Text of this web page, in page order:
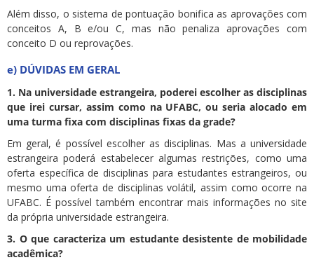
Além disso, o sistema de pontuação bonifica as aprovações com
conceitos A, B e/ou C, mas não penaliza aprovações com
conceito D ou reprovações.
e) DÚVIDAS EM GERAL
1. Na universidade estrangeira, poderei escolher as disciplinas
que irei cursar, assim como na UFABC, ou seria alocado em
uma turma fixa com disciplinas fixas da grade?
Em geral, é possível escolher as disciplinas. Mas a universidade
estrangeira poderá estabelecer algumas restrições, como uma
oferta específica de disciplinas para estudantes estrangeiros, ou
mesmo uma oferta de disciplinas volátil, assim como ocorre na
UFABC. É possível também encontrar mais informações no site
da própria universidade estrangeira.
3. O que caracteriza um estudante desistente de mobilidade
acadêmica?